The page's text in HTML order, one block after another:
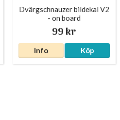
Dvärgschnauzer bildekal V2
- on board
99 kr
Info Köp